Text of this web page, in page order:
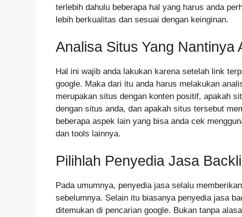
terlebih dahulu beberapa hal yang harus anda
lebih berkualitas dan sesuai dengan keinginan.
Analisa Situs Yang Nantinya
Hal ini wajib anda lakukan karena setelah link
google. Maka dari itu anda harus melakukan
merupakan situs dengan konten positif, apakah
dengan situs anda, dan apakah situs tersebut
beberapa aspek lain yang bisa anda cek
dan tools lainnya.
Pilihlah Penyedia Jasa
Pada umumnya, penyedia jasa selalu
sebelumnya. Selain itu biasanya penyedia jasa
ditemukan di pencarian google. Bukan tanpa